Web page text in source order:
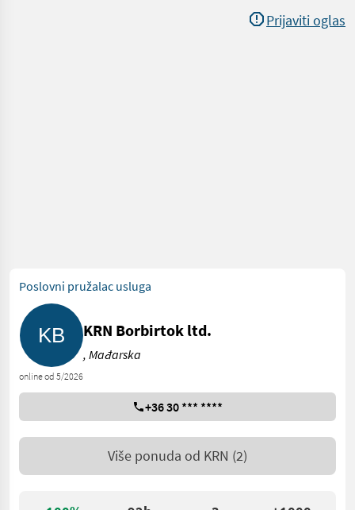
Prijaviti oglas
Poslovni pružalac usluga
online od 5/2026
KRN Borbirtok ltd.
, Mađarska
+36 30 *** ****
Više ponuda od KRN (2)